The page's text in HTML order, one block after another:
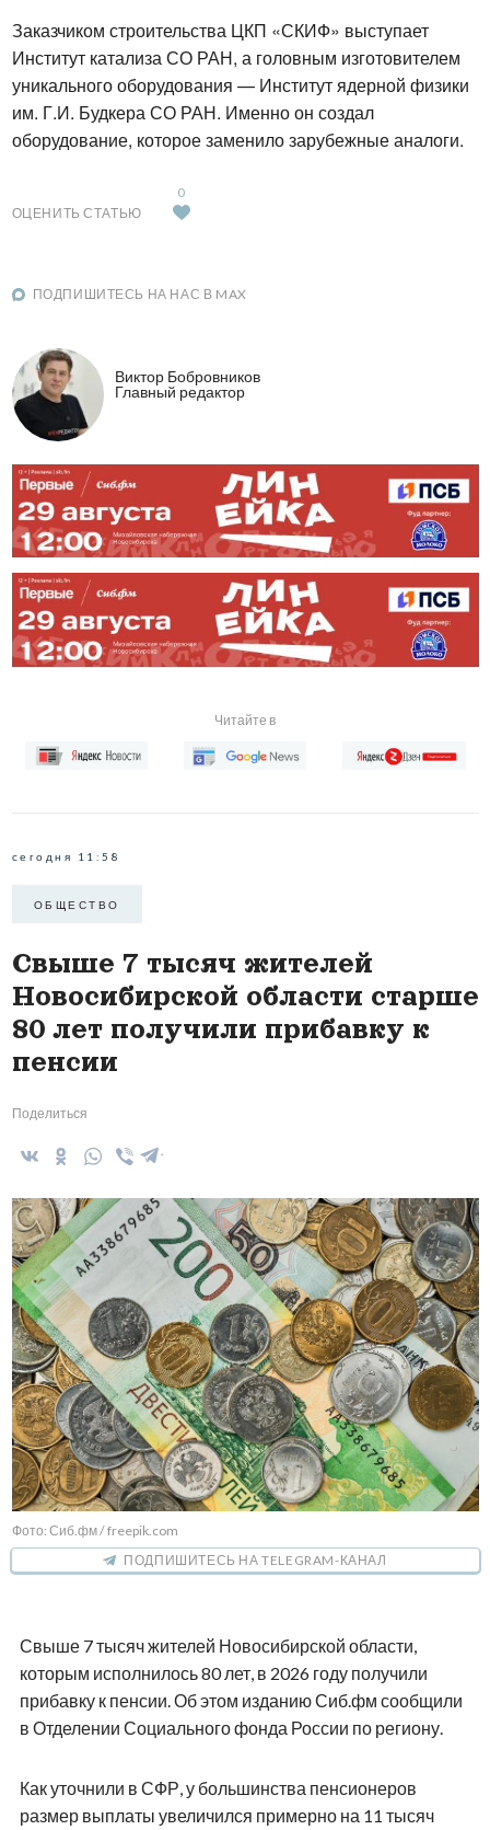
Заказчиком строительства ЦКП «СКИФ» выступает
Институт катализа СО РАН, а головным изготовителем
уникального оборудования — Институт ядерной физики
им. Г.И. Будкера СО РАН. Именно он создал
оборудование, которое заменило зарубежные аналоги.
ОЦЕНИТЬ СТАТЬЮ
0
ПОДПИШИТЕСЬ НА НАС В MAX
Виктор Бобровников
Главный редактор
Читайте в
сегодня 11:58
ОБЩЕСТВО
Свыше 7 тысяч жителей
Новосибирской области старше
80 лет получили прибавку к
пенсии
Поделиться
Фото: Сиб.фм / freepik.com
ПОДПИШИТЕСЬ НА TELEGRAM-КАНАЛ
Свыше 7 тысяч жителей Новосибирской области,
которым исполнилось 80 лет, в 2026 году получили
прибавку к пенсии. Об этом изданию Сиб.фм сообщили
в Отделении Социального фонда России по региону.
Как уточнили в СФР, у большинства пенсионеров
размер выплаты увеличился примерно на 11 тысяч